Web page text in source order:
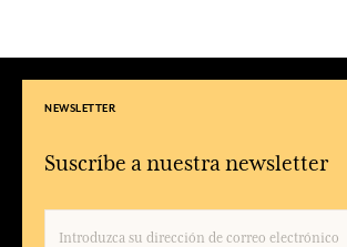
NEWSLETTER
Suscríbe a nuestra newsletter